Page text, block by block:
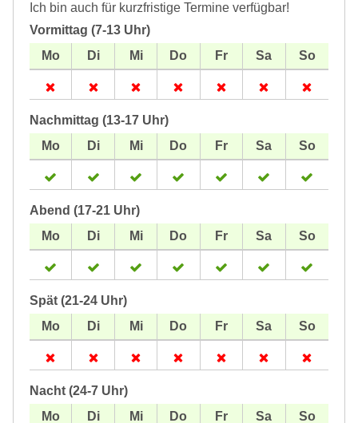
Ich bin auch für kurzfristige Termine verfügbar!
Vormittag (7-13 Uhr)
Nachmittag (13-17 Uhr)
Abend (17-21 Uhr)
Spät (21-24 Uhr)
Nacht (24-7 Uhr)